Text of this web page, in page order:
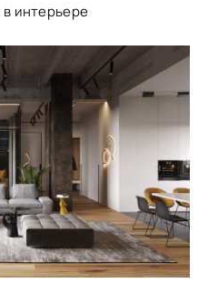
интерьере